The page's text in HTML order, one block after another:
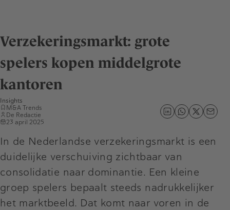
Verzekeringsmarkt: grote
spelers kopen middelgrote
kantoren
Insights
M&A Trends
De Redactie
23 april 2025
In de Nederlandse verzekeringsmarkt is een
duidelijke verschuiving zichtbaar van
consolidatie naar dominantie. Een kleine
groep spelers bepaalt steeds nadrukkelijker
het marktbeeld. Dat komt naar voren in de